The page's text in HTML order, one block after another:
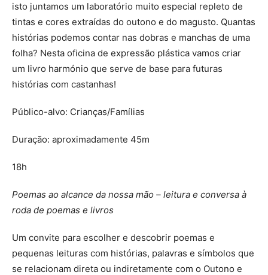
isto juntamos um laboratório muito especial repleto de
tintas e cores extraídas do outono e do magusto. Quantas
histórias podemos contar nas dobras e manchas de uma
folha? Nesta oficina de expressão plástica vamos criar
um livro harmónio que serve de base para futuras
histórias com castanhas!
Público-alvo: Crianças/Famílias
Duração: aproximadamente 45m
18h
Poemas ao alcance da nossa mão – leitura e conversa à
roda de poemas e livros
Um convite para escolher e descobrir poemas e
pequenas leituras com histórias, palavras e símbolos que
se relacionam direta ou indiretamente com o Outono e